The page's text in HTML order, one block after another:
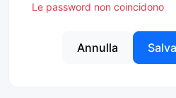
Le password non coincidono
Annulla